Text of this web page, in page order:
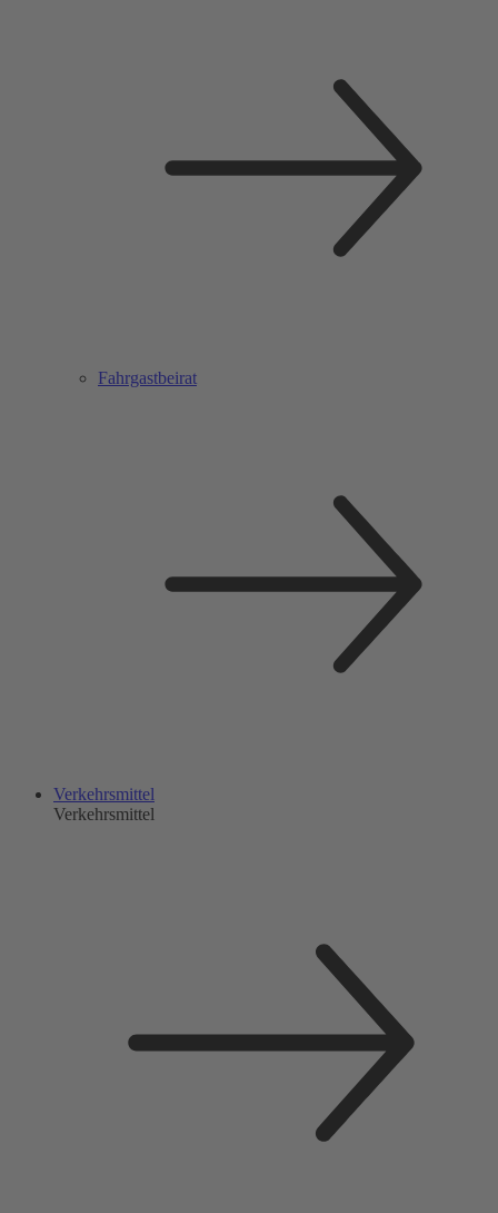
Fahrgastbeirat
Verkehrsmittel
Verkehrsmittel